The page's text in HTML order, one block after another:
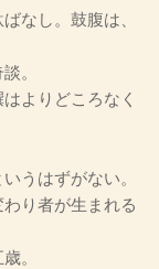
なし。鼓腹は、
。
よりどころなく
うはずがない。
り者が生まれる
。